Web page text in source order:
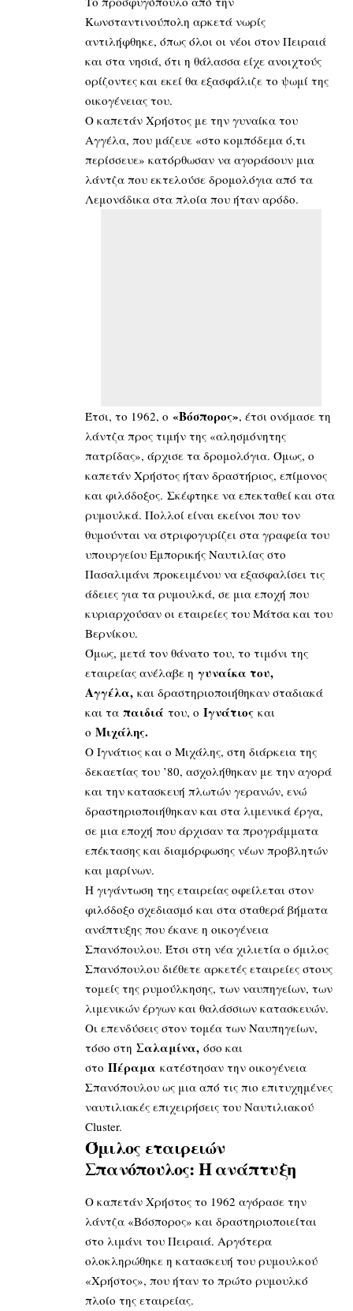
Κωνσταντινούπολη αρκετά νωρίς
αντιλήφθηκε, όπως όλοι οι νέοι στον Πειραιά
και στα νησιά, ότι η θάλασσα είχε ανοιχτούς
ορίζοντες και εκεί θα εξασφάλιζε το ψωμί της
οικογένειας του.
Ο καπετάν Χρήστος με την γυναίκα του
Αγγέλα, που μάζευε «στο κομπόδεμα ό,τι
περίσσευε» κατόρθωσαν να αγοράσουν μια
λάντζα που εκτελούσε δρομολόγια από τα
Λεμονάδικα στα πλοία που ήταν αρόδο.
Έτσι, το 1962, ο «Βόσπορος», έτσι ονόμασε τη
λάντζα προς τιμήν της «αλησμόνητης
πατρίδας», άρχισε τα δρομολόγια. Όμως, ο
καπετάν Χρήστος ήταν δραστήριος, επίμονος
και φιλόδοξος. Σκέφτηκε να επεκταθεί και στα
ρυμουλκά. Πολλοί είναι εκείνοι που τον
θυμούνται να στριφογυρίζει στα γραφεία του
υπουργείου Εμπορικής Ναυτιλίας στο
Πασαλιμάνι προκειμένου να εξασφαλίσει τις
άδειες για τα ρυμουλκά, σε μια εποχή που
κυριαρχούσαν οι εταιρείες του Μάτσα και του
Βερνίκου.
Όμως, μετά τον θάνατο του, το τιμόνι της
εταιρείας ανέλαβε η γυναίκα του,
Αγγέλα, και δραστηριοποιήθηκαν σταδιακά
και τα παιδιά του, ο Ιγνάτιος και
ο Μιχάλης.
Ο Ιγνάτιος και ο Μιχάλης, στη διάρκεια της
δεκαετίας του ’80, ασχολήθηκαν με την αγορά
και την κατασκευή πλωτών γερανών, ενώ
δραστηριοποιήθηκαν και στα λιμενικά έργα,
σε μια εποχή που άρχισαν τα προγράμματα
επέκτασης και διαμόρφωσης νέων προβλητών
και μαρίνων.
Η γιγάντωση της εταιρείας οφείλεται στον
φιλόδοξο σχεδιασμό και στα σταθερά βήματα
ανάπτυξης που έκανε η οικογένεια
Σπανόπουλου. Έτσι στη νέα χιλιετία ο όμιλος
Σπανόπουλου διέθετε αρκετές εταιρείες στους
τομείς της ρυμούλκησης, των ναυπηγείων, των
λιμενικών έργων και θαλάσσιων κατασκευών.
Οι επενδύσεις στον τομέα των Ναυπηγείων,
τόσο στη Σαλαμίνα, όσο και
στο Πέραμα κατέστησαν την οικογένεια
Σπανόπουλου ως μια από τις πιο επιτυχημένες
ναυτιλιακές επιχειρήσεις του Ναυτιλιακού
Cluster.
Όμιλος εταιρειών
Σπανόπουλος: Η ανάπτυξη
Ο καπετάν Χρήστος το 1962 αγόρασε την
λάντζα «Βόσπορος» και δραστηριοποιείται
στο λιμάνι του Πειραιά. Αργότερα
ολοκληρώθηκε η κατασκευή του ρυμουλκού
«Χρήστος», που ήταν το πρώτο ρυμουλκό
πλοίο της εταιρείας.